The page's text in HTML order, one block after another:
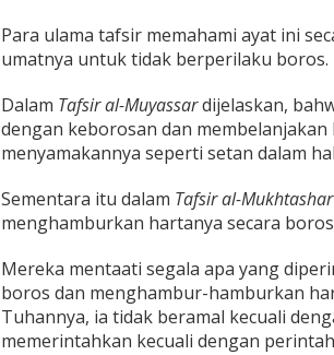
Para ulama tafsir memahami ayat ini
umatnya untuk tidak berperilaku boros.
Dalam Tafsir al-Muyassardijelaskan,
dengan keborosan dan
menyamakannya seperti setan dalam
Sementara itu dalam Tafsir al-Mukhtashar
menghamburkan hartanya secara
Mereka mentaati segala apa yang
boros dan menghambur-hamburkan
Tuhannya, ia tidak beramal kecuali
memerintahkan kecuali dengan